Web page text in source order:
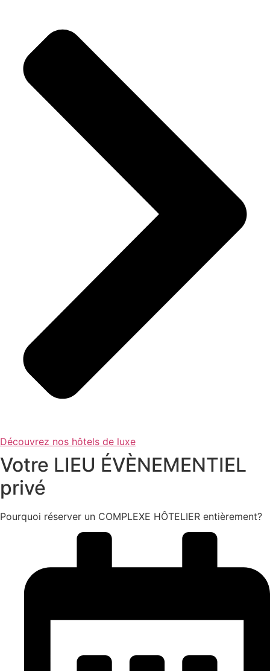
Découvrez nos hôtels de luxe
Votre LIEU ÉVÈNEMENTIEL
privé
Pourquoi réserver un COMPLEXE HÔTELIER entièrement?